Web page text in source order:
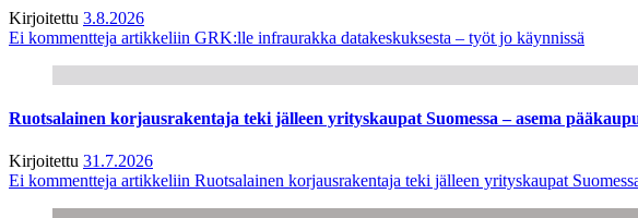
Kirjoitettu 3.8.2026
Ei kommentteja artikkeliin GRK:lle infraurakka datakeskuksesta – työt jo käynnissä
Ruotsalainen korjausrakentaja teki jälleen yrityskaupat Suomessa – asema
Kirjoitettu 31.7.2026
Ei kommentteja artikkeliin Ruotsalainen korjausrakentaja teki jälleen yrityskaupat